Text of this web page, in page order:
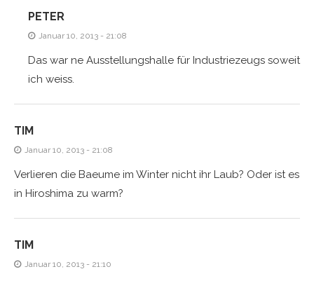
PETER
Januar 10, 2013 - 21:08
Das war ne Ausstellungshalle für Industriezeugs soweit
ich weiss.
TIM
Januar 10, 2013 - 21:08
Verlieren die Baeume im Winter nicht ihr Laub? Oder ist es
in Hiroshima zu warm?
TIM
Januar 10, 2013 - 21:10